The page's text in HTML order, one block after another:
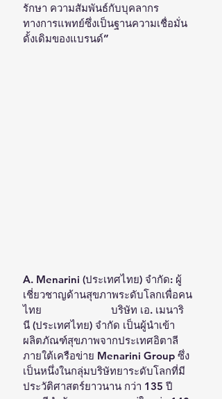
รักษา ความสัมพันธ์กับบุคลากร
ทางการแพทย์ซึ่งเป็นฐานความเชื่อมั่น
ดั้งเดิมของแบรนด์”
A. Menarini (ประเทศไทย) จำกัด: ผู้
เชี่ยวชาญด้านสุขภาพระดับโลกเพื่อคน
ไทย                         บริษัท เอ. เมนาริ
นี (ประเทศไทย) จำกัด เป็นผู้นำเข้า
ผลิตภัณฑ์สุขภาพจากประเทศอิตาลี
ภายใต้เครือข่าย Menarini Group ซึ่ง
เป็นหนึ่งในกลุ่มบริษัทยาระดับโลกที่มี
ประวัติศาสตร์ยาวนาน กว่า 135 ปี